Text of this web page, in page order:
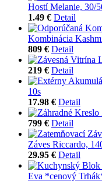
Hostí Melanie, 30/
1.49 € Detail
Kombinácia
809 € Detail
219 € Detail
10s
17.98 € Detail
799 € Detail
Záves Riccardo,
29.95 € Detail
Eva *cenový